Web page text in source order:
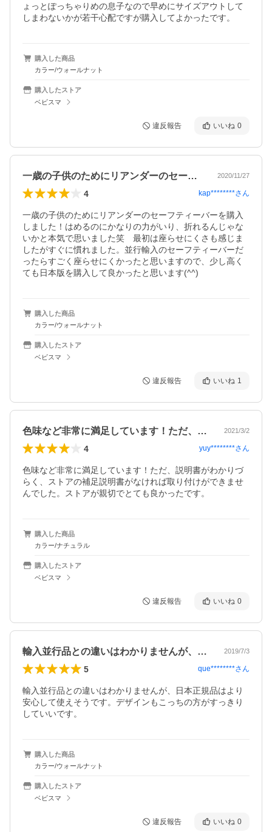
ょっとぽっちゃりめの息子なので早めにサイズアウトして
しまわないかが若干心配ですが購入してよかったです。
購入した商品
カラー/ウォールナット
購入したストア
ベビスマ
違反報告 いいね 0
一歳の子供のためにリアンダーのセーフテ… 2020/11/27
4 kap********さん
一歳の子供のためにリアンダーのセーフティーバーを購入
しました！はめるのにかなりの力がいり、折れるんじゃな
いかと本気で思いました笑　最初は座らせにくさも感じま
したがすぐに慣れました。並行輸入のセーフティーバーだ
ったらすごく座らせにくかったと思いますので、少し高く
ても日本版を購入して良かったと思います(^^)
購入した商品
カラー/ウォールナット
購入したストア
ベビスマ
違反報告 いいね 1
色味など非常に満足しています！ただ、説… 2021/3/2
4 yuy********さん
色味など非常に満足しています！ただ、説明書がわかりづ
らく、ストアの補足説明書がなければ取り付けができませ
んでした。ストアが親切でとても良かったです。
購入した商品
カラー/ナチュラル
購入したストア
ベビスマ
違反報告 いいね 0
輸入並行品との違いはわかりませんが、日… 2019/7/3
5 que********さん
輸入並行品との違いはわかりませんが、日本正規品はより
安心して使えそうです。デザインもこっちの方がすっきり
していいです。
購入した商品
カラー/ウォールナット
購入したストア
ベビスマ
違反報告 いいね 0